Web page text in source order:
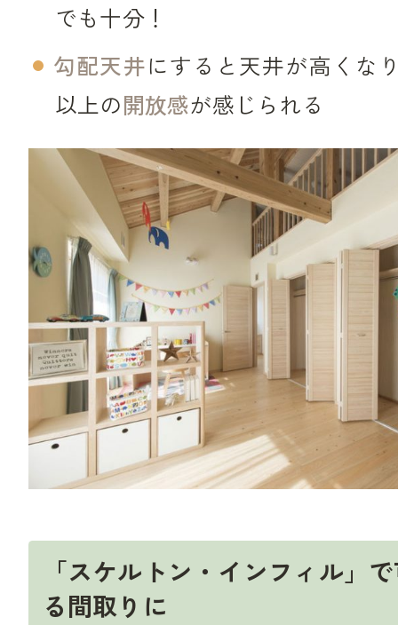
でも十分！
勾配天井にすると天井が高くな
以上の開放感が感じられる
「スケルトン・インフィル」
る間取りに